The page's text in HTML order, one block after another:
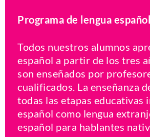
Programa de lengua
Todos nuestros alumnos
español a partir de los tres
son enseñados por
cualificados. La enseñanza
todas las etapas educativas
español como lengua
español para hablantes